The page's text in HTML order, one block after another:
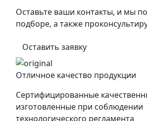
Оставьте ваши контакты, и мы
подборе, а также
Оставить заявку
Отличное качество продукции
Сертифицированные
изготовленные при соблюдении
технологического регламента